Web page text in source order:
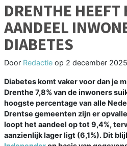
DRENTHE HEEFT
AANDEEL
DIABETES
Door Redactie op 2 december
Diabetes komt vaker voor dan je
Drenthe 7,8% van de inwoners
hoogste percentage van alle
Drentse gemeenten zijn er
loopt het aandeel op tot 9,4%,
aanzienlijk lager ligt (6,1%). Dit